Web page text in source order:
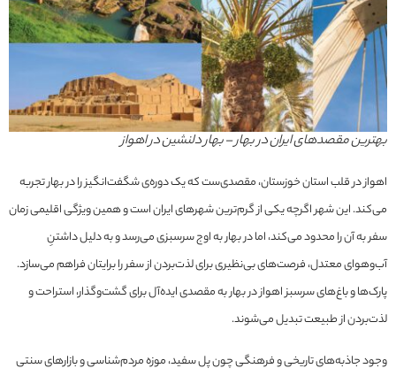
بهترین مقصدهای ایران در بهار – بهار دلنشین در اهواز
اهواز در قلب استان خوزستان، مقصدی‌ست که یک دوره‌ی شگفت‌انگیز را در بهار تجربه
می‌کند. این شهر اگرچه یکی از گرم‌ترین شهرهای ایران است و همین ویژگی اقلیمی زمان
سفر به آن را محدود می‌کند، اما در بهار به اوج سرسبزی می‌رسد و به دلیل داشتنِ
آب‌وهوای معتدل، فرصت‌های بی‌نظیری برای لذت‌بردن از سفر را برایتان فراهم می‌سازد.
پارک‌ها و باغ‌های سرسبز اهواز در بهار به مقصدی ایده‌آل برای گشت‌وگذار، استراحت و
لذت‌بردن از طبیعت تبدیل می‌شوند.
وجود جاذبه‌های تاریخی و فرهنگی چون پل سفید، موزه مردم‌شناسی و بازارهای سنتی